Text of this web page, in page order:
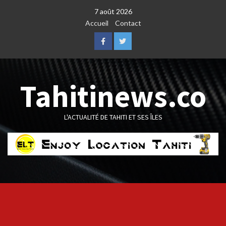
7 août 2026
Accueil
Contact
FacebookTwitter
Tahitinews.co
L'ACTUALITÉ DE TAHITI ET SES ÎLES